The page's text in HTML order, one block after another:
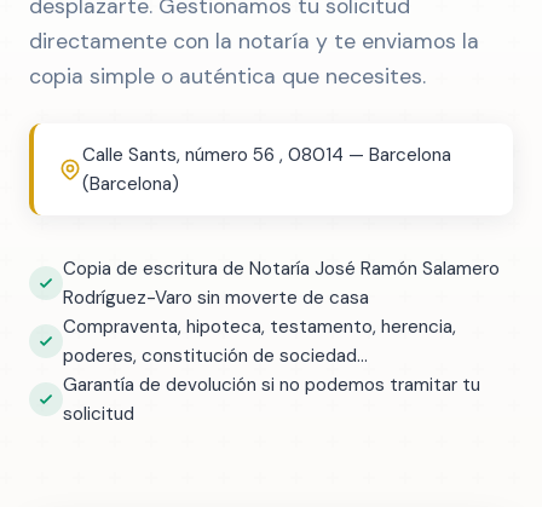
desplazarte. Gestionamos tu solicitud
directamente con la notaría y te enviamos la
copia simple o auténtica que necesites.
Calle Sants, número 56 , 08014 — Barcelona
(Barcelona)
Copia de escritura de Notaría José Ramón Salamero
Rodríguez-Varo sin moverte de casa
Compraventa, hipoteca, testamento, herencia,
poderes, constitución de sociedad...
Garantía de devolución si no podemos tramitar tu
solicitud